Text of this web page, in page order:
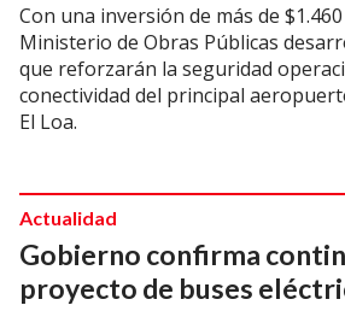
Con una inversión de más de
Ministerio de Obras Públicas
que reforzarán la seguridad
conectividad del principal
El Loa.
Gobierno confirma
proyecto de buses
Actualidad